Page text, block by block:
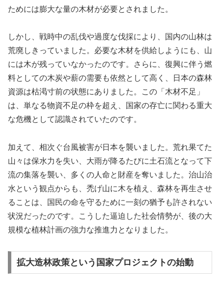
ためには膨大な量の木材が必要とされました。
しかし、戦時中の乱伐や過度な伐採により、国内の山林は
荒廃しきっていました。必要な木材を供給しようにも、山
には木が残っていなかったのです。さらに、復興に伴う燃
料としての木炭や薪の需要も依然として高く、日本の森林
資源は枯渇寸前の状態にありました。この「木材不足」
は、単なる物資不足の枠を超え、国家の存亡に関わる重大
な危機として認識されていたのです。
加えて、相次ぐ台風被害が日本を襲いました。荒れ果てた
山々は保水力を失い、大雨が降るたびに土石流となって下
流の集落を襲い、多くの人命と財産を奪いました。治山治
水という観点からも、禿げ山に木を植え、森林を再生させ
ることは、国民の命を守るために一刻の猶予も許されない
状況だったのです。こうした逼迫した社会情勢が、後の大
規模な植林計画の強力な推進力となりました。
拡大造林政策という国家プロジェクトの始動